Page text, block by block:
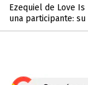
Ezequiel de Love
una participante: su